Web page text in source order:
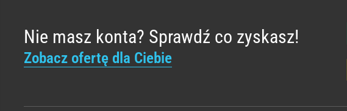
Nie masz konta? Sprawdź co zyskasz!
Zobacz ofertę dla Ciebie